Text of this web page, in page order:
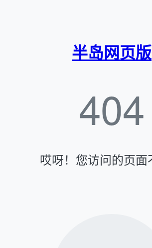
半岛网页版
404
哎呀！您访问的页面